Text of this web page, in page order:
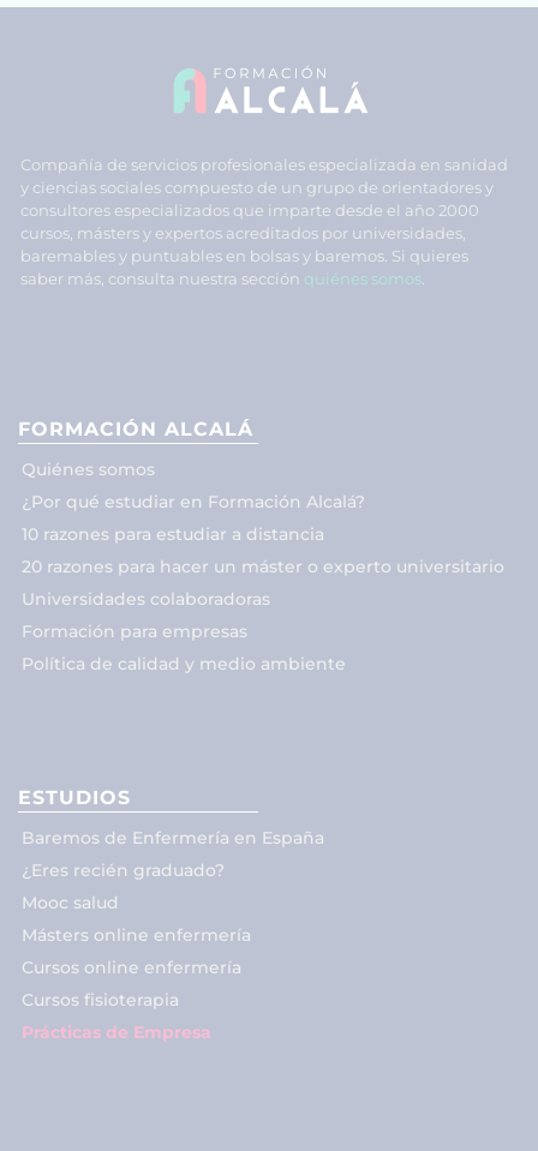
Compañía de servicios profesionales especializada en sanidad
y ciencias sociales compuesto de un grupo de orientadores y
consultores especializados que imparte desde el año 2000
cursos, másters y expertos acreditados por universidades,
baremables y puntuables en bolsas y baremos. Si quieres
saber más, consulta nuestra sección quiénes somos
FORMACIÓN ALCALÁ
Quiénes somos
¿Por qué estudiar en Formación Alcalá?
10 razones para estudiar a distancia
20 razones para hacer un máster o experto universitario
Universidades colaboradoras
Formación para empresas
Política de calidad y medio ambiente
ESTUDIOS
Baremos de Enfermería en España
¿Eres recién graduado?
Mooc salud
Másters online enfermería
Cursos online enfermería
Cursos fisioterapia
Prácticas de Empresa